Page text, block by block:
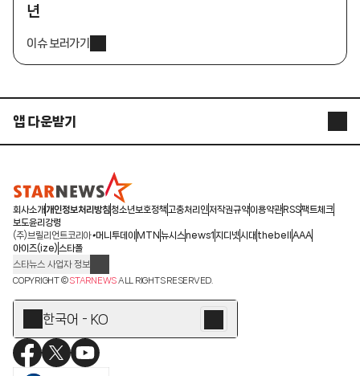
년
이슈 보러가기
앱 다운받기
STARPOLL
회사소개 개인정보처리방침청소년보호정책 고충처리인저작권규약이용약관 RSS팩트체크
보도윤리강령
(주)브릴리언트코리아 머니투데이 MTN 뉴시스news1 지디넷시대 thebell AAA
아이즈(ize) 스타폴
스타뉴스 사업자 정보
주소: 서울시 종로구 청계천로 11(서린동, 청계한국빌딩)
청소년 보호책임자: 문완식
등록번호:서울 아01055
등록일:2009.12.10
제호:스타뉴스
발행일:2009.12.10
전화번호: 02-767-6843ㆍ02-724-0985
COPYRIGHT ©STARNEWSALL RIGHTS RESERVED.
한국어 - KO